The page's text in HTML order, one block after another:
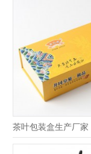
茶叶包装盒生产厂家